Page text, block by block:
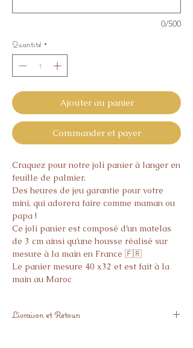
0/500
Quantité *
Ajouter au panier
Commander et payer
Craquez pour notre joli panier à langer en
feuille de palmier.
Des heures de jeu garantie pour votre
mini, qui adorera faire comme maman ou
papa !
Ce joli panier est composé d’un matelas
de 3 cm ainsi qu’une housse réalisé sur
mesure à la main en France 🇫🇷
Le panier mesure 40 x32 et est fait à la
main au Maroc
Livraison et Retours